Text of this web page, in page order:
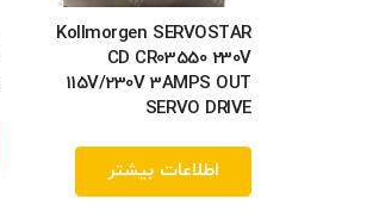
Kollmorgen SERVOSTAR
CD CR03550 230V
115V/230V 3AMPS OUT
SERVO DRIVE
اطلاعات بیشتر